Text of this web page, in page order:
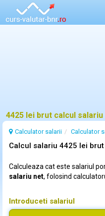
4425 lei brut calcul
Calculator salarii Calculator
Calcul salariu 4425 lei
Calculeaza cat este salariul
salariu net, folosind
Introduceti salariul